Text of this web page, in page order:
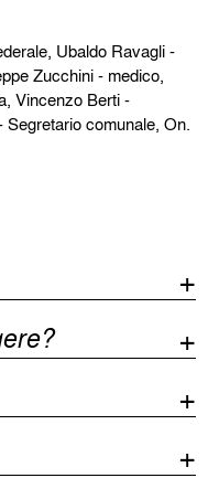
Ubaldo Ravagli -
Zucchini - medico,
Vincenzo Berti -
comunale, On.